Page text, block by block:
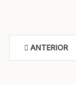
ANTERIOR